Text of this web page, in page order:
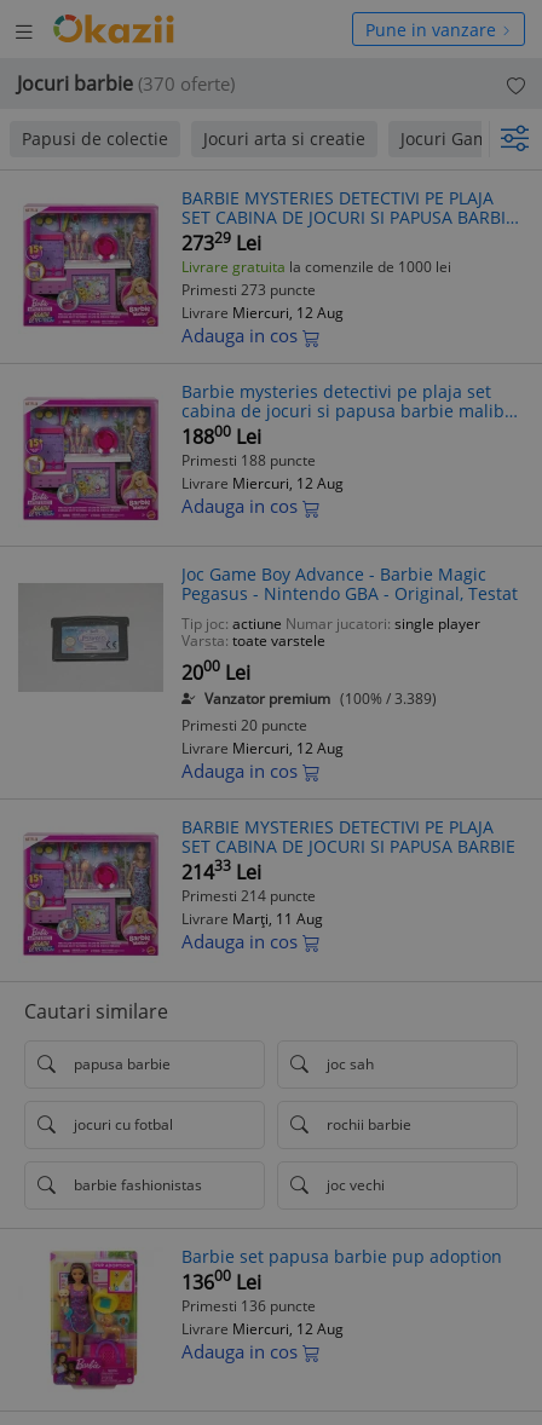
Deschide
meniul
Pune in vanzare
Jocuri barbie (370 oferte)
Papusi de colectie Jocuri arta si creatie Jocuri Game Boy
BARBIE MYSTERIES DETECTIVI PE PLAJA
SET CABINA DE JOCURI SI PAPUSA BARBIE
MALIBU CU ACCESORII
27329 Lei
Livrare gratuita la comenzile de 1000 lei
Primesti 273 puncte
Livrare Miercuri, 12 Aug
Adauga in cos
Barbie mysteries detectivi pe plaja set
cabina de jocuri si papusa barbie malibu
cu accesorii
18800 Lei
Primesti 188 puncte
Livrare Miercuri, 12 Aug
Adauga in cos
Joc Game Boy Advance - Barbie Magic
Pegasus - Nintendo GBA - Original, Testat
Tip joc: actiune Numar jucatori: single player
Varsta: toate varstele
2000 Lei
Vanzator premium (100% / 3.389)
Primesti 20 puncte
Livrare Miercuri, 12 Aug
Adauga in cos
BARBIE MYSTERIES DETECTIVI PE PLAJA
SET CABINA DE JOCURI SI PAPUSA BARBIE
21433 Lei
Primesti 214 puncte
Livrare Marți, 11 Aug
Adauga in cos
Cautari similare
papusa barbie joc sah
jocuri cu fotbal rochii barbie
barbie fashionistas joc vechi
Barbie set papusa barbie pup adoption
13600 Lei
Primesti 136 puncte
Livrare Miercuri, 12 Aug
Adauga in cos